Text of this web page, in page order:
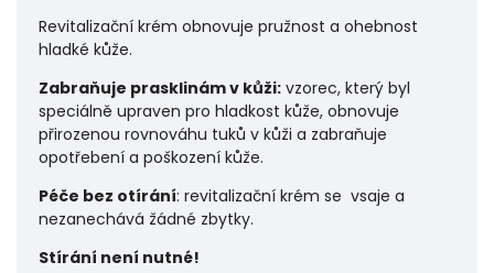
Revitalizační krém obnovuje pružnost a ohebnost
hladké kůže.
Zabraňuje prasklinám v kůži: vzorec, který byl
speciálně upraven pro hladkost kůže, obnovuje
přirozenou rovnováhu tuků v kůži a zabraňuje
opotřebení a poškození kůže.
Péče bez otírání: revitalizační krém se vsaje a
nezanechává žádné zbytky.
Stírání není nutné!